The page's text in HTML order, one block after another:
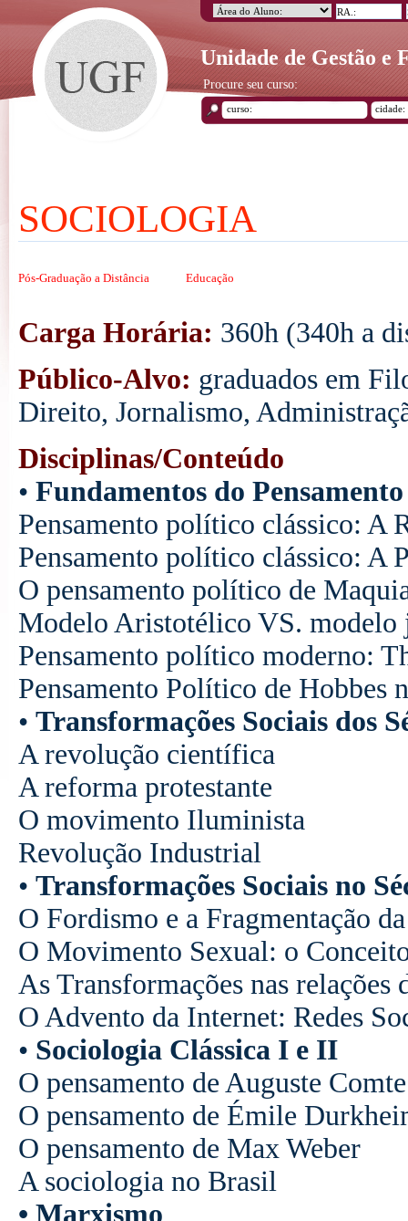
Unidade de Gestão e
Procure seu curso:
SOCIOLOGIA
Pós-Graduação a Distância Educação
Carga Horária: 360h (340h a
Público-Alvo: graduados em
Direito, Jornalismo,
Disciplinas/Conteúdo
• Fundamentos do
Pensamento político clássico: A
Pensamento político clássico: A
O pensamento político de
Modelo Aristotélico VS. modelo
Pensamento político moderno:
Pensamento Político de Hobbes
• Transformações Sociais dos
A revolução científica
A reforma protestante
O movimento Iluminista
Revolução Industrial
• Transformações Sociais no
O Fordismo e a Fragmentação
O Movimento Sexual: o
As Transformações nas relações
O Advento da Internet: Redes
• Sociologia Clássica I e II
O pensamento de Auguste Comte
O pensamento de Émile
O pensamento de Max Weber
A sociologia no Brasil
• Marxismo